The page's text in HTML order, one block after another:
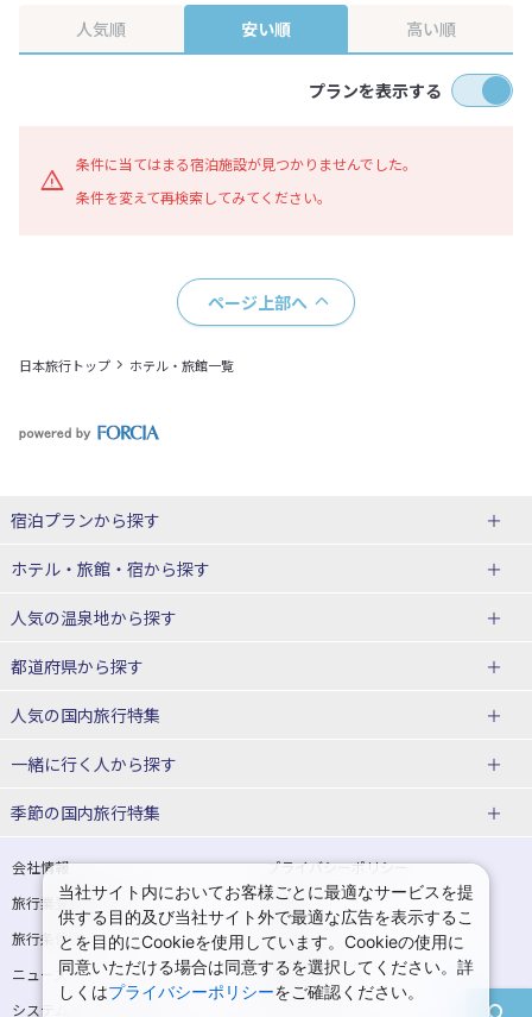
人気順 安い順 高い順
プランを表示する
条件に当てはまる宿泊施設が見つかりませんでした。
条件を変えて再検索してみてください。
ページ上部へ
日本旅行トップ ホテル・旅館一覧
宿泊プランから探す
北海道
東北
青森県
宮城県
山形県
関東
埼玉県 千葉県
茨城県 栃木県
ホテル・旅館・宿から探す
北海道ホテル・旅館
青森県ホテル・旅館
宮城県ホテル・旅館
山形県ホテル・旅館
東京都ホテル・旅館 神奈川県ホテル・旅館
埼玉県ホテル・旅館 千葉県ホテル・旅館
茨城県ホテル・旅館 栃木県ホテル・旅館
人気の温泉地から探す
北海道
湯の川温泉(北海道)
十勝川温泉(北海道)
洞爺湖温泉(北海道)
層雲峡温泉(北海道)
東北
花巻温泉(岩手) 蔵王温泉(山形)
かみのやま温泉(山形) 鳴子温泉(宮城)
都道府県から探す
北海道旅行・ツアー
東北
青森旅行・ツアー 岩手旅行・ツアー
宮城旅行・ツアー 秋田旅行・ツアー
山形旅行・ツアー 福島旅行・ツアー
人気の国内旅行特集
東京ディズニーリゾート®への旅
ユニバーサル・スタジオ・ジャパ
一緒に行く人から探す
一人旅 国内版
カップル・夫婦旅行 国内版 女子旅 国内版
卒業旅行・学生旅行 国内版
季節の国内旅行特集
桜・お花見特集
ゴールデンウィーク（GW）の国内
旅行
夏休み・お盆の国内旅行 7月の国内旅行
8月の国内旅行 9月の国内旅行
会社情報
プライバシーポリシー
旅行業登録票・約款
規約集
旅行条件書
商標について
ニュースリリース
採用情報
システムメンテナンスの
当社サイト内においてお客様ごとに最適なサービスを提
供する目的及び当社サイト外で最適な広告を表示するこ
とを目的にCookieを使用しています。Cookieの使用に
同意いただける場合は同意するを選択してください。詳
しくはプライバシーポリシーをご確認ください。